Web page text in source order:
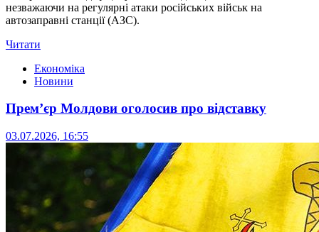
незважаючи на регулярні атаки російських військ на
автозаправні станції (АЗС).
Читати
Економіка
Новини
Прем’єр Молдови оголосив про відставку
03.07.2026, 16:55